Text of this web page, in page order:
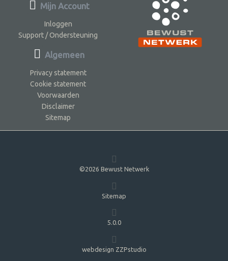
Mijn Account
Inloggen
Support / Ondersteuning
Algemeen
Privacy statement
Cookie statement
Voorwaarden
Disclaimer
Sitemap
©2026 Bewust Netwerk
Sitemap
5.0.0
webdesign ZZPstudio